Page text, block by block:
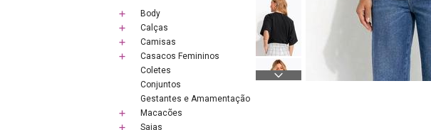
Body
Calças
Camisas
Casacos Femininos
Coletes
Conjuntos
Gestantes e Amamentação
Macacões
Saias